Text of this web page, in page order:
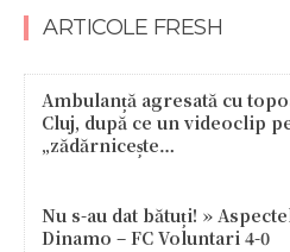
ARTICOLE FRESH
Ambulanță agresată cu
Cluj, după ce un videoclip
„zădărnicește…
Nu s-au dat bătuți! »
Dinamo – FC Voluntari 4-0